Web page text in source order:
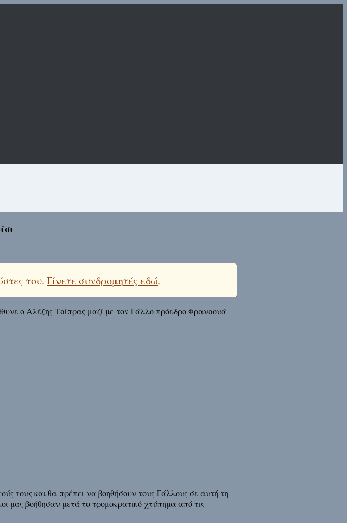
του. Γίνετε συνδρομητές εδώ.
ο Αλέξης Τσίπρας μαζί με τον Γάλλο πρόεδρο Φρανσουά
τους και θα πρέπει να βοηθήσουν τους Γάλλους σε αυτή τη
μας βοήθησαν μετά το τρομοκρατικό χτύπημα από τις